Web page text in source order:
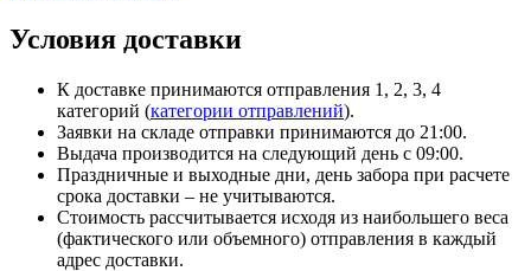
Условия доставки
К доставке принимаются отправления 1, 2, 3, 4
категорий (категории отправлений).
Заявки на складе отправки принимаются до 21:00.
Выдача производится на следующий день с 09:00.
Праздничные и выходные дни, день забора при расчете
срока доставки – не учитываются.
Стоимость рассчитывается исходя из наибольшего веса
(фактического или объемного) отправления в каждый
адрес доставки.